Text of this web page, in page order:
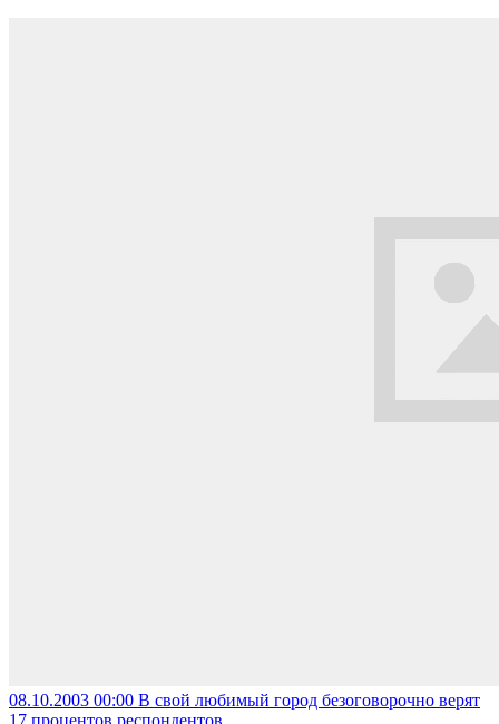
08.10.2003 00:00 В свой любимый город безоговорочно верят
17 процентов респондентов